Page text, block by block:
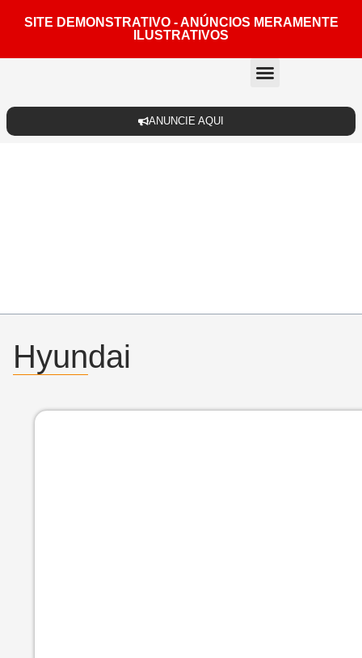
SITE DEMONSTRATIVO - ANÚNCIOS MERAMENTE
ILUSTRATIVOS
ANUNCIE AQUI
Hyundai